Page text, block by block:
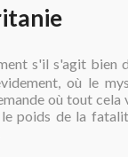
s'il s'agit bien
où le
où tout cela
poids de la